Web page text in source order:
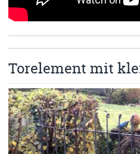
Torelement mit